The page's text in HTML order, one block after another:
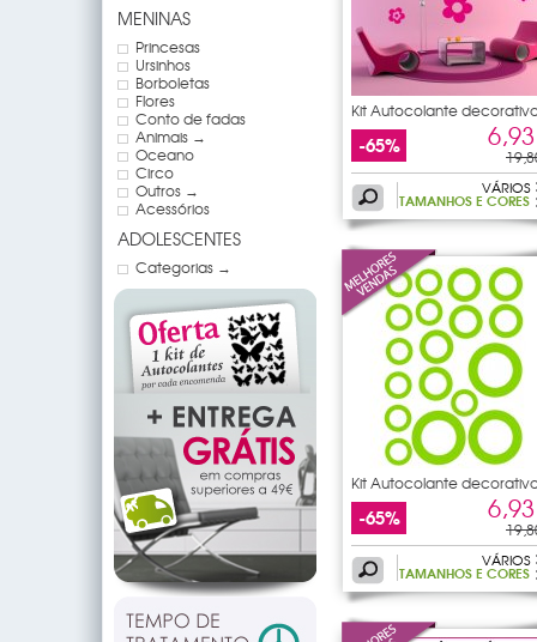
MENINAS
Princesas
Ursinhos
Borboletas
Flores
Conto de fadas
Animais →
Oceano
Circo
Outros →
Acessórios
ADOLESCENTES
Categorias →
Kit Autocolante
13
-65%
VÁRIOS
TAMANHOS E CORES
Kit Autocolante
18
-65%
VÁRIOS
TAMANHOS E CORES